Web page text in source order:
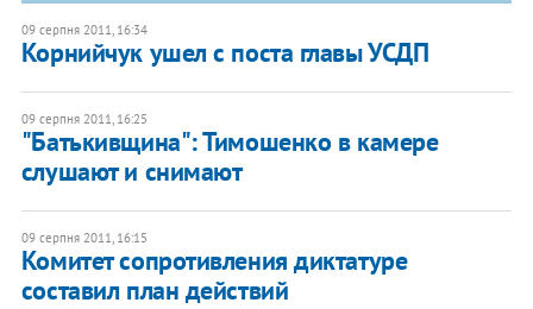
09 серпня 2011, 16:34
Корнийчук ушел с поста главы УСДП
09 серпня 2011, 16:25
"Батькивщина": Тимошенко в камере
слушают и снимают
09 серпня 2011, 16:15
Комитет сопротивления диктатуре
составил план действий